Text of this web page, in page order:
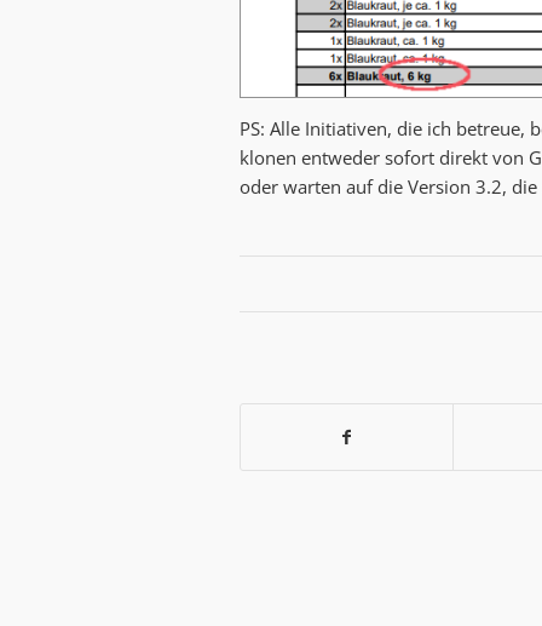
PS: Alle Initiativen, die ich betreue,
klonen entweder sofort direkt von
oder warten auf die Version 3.2,